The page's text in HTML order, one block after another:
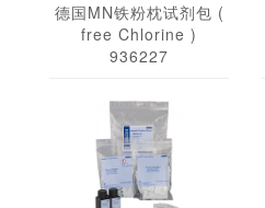
德国MN铁粉枕试剂包 (
free Chlorine )
936227